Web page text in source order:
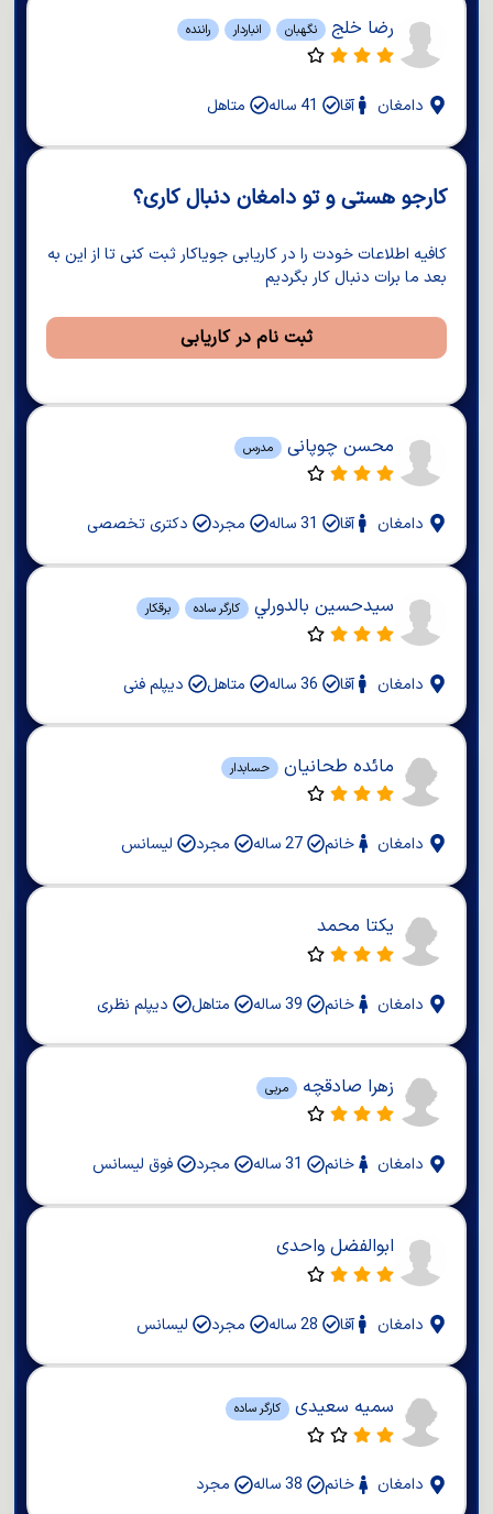
رضا خلج نگهبان انباردار راننده
دامغان آقا متاهل
کارجو هستی و تو دامغان دنبال کاری؟
کافیه اطلاعات خودت را در کاریابی جویاکار ثبت کنی تا از این به
بعد ما برات دنبال کار بگردیم
ثبت نام در کاریابی
محسن چوپانی مدرس
دامغان آقا مجرد دکتری تخصصی
سيدحسين بالدورلي کارگر ساده برقکار
دامغان آقا متاهل دیپلم فنی
مائده طحانیان حسابدار
دامغان خانم 27 ساله مجرد لیسانس
یکتا محمد
دامغان خانم متاهل دیپلم نظری
زهرا صادقچه مربی
دامغان خانم مجرد فوق لیسانس
ابوالفضل واحدی
دامغان آقا مجرد لیسانس
سمیه سعیدی کارگر ساده
دامغان خانم مجرد